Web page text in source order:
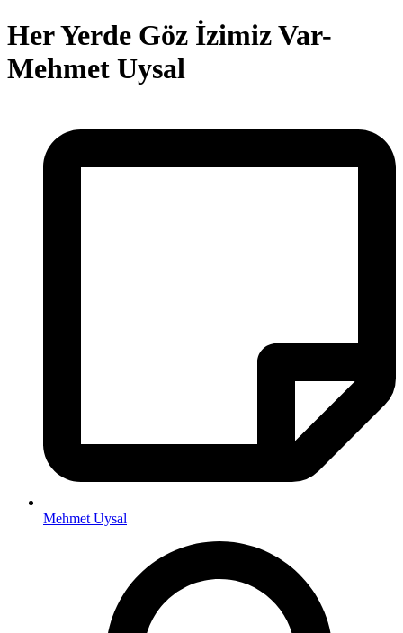
Her Yerde Göz İzimiz Var-
Mehmet Uysal
Mehmet Uysal